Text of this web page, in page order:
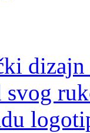
dizajn